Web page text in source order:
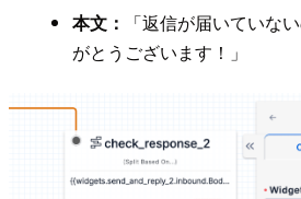
本文：
「返信が届いていな
がとうございます！」